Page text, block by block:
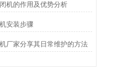
机的作用及优势分析
安装步骤
厂家分享其日常维护的方法